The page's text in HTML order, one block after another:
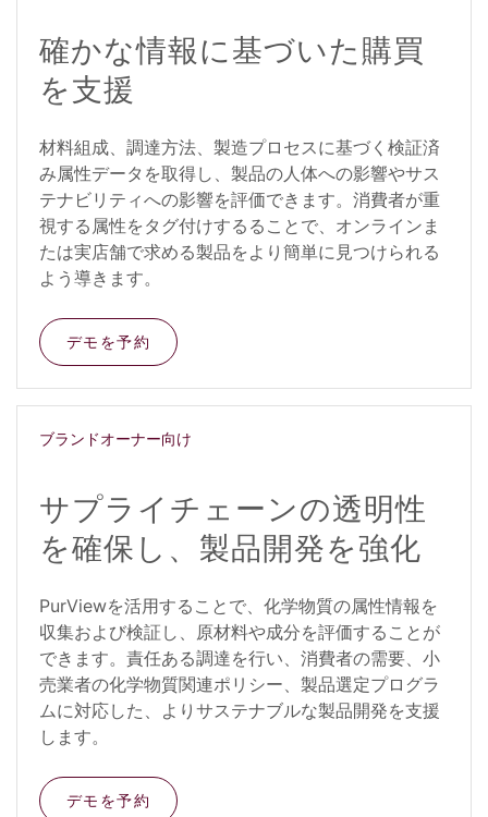
確かな情報に基づいた購買
を支援
材料組成、調達方法、製造プロセスに基づく検証済
み属性データを取得し、製品の人体への影響やサス
テナビリティへの影響を評価できます。消費者が重
視する属性をタグ付けするることで、オンラインま
たは実店舗で求める製品をより簡単に見つけられる
よう導きます。
デモを予約
ブランドオーナー向け
サプライチェーンの透明性
を確保し、製品開発を強化
PurViewを活用することで、化学物質の属性情報を
収集および検証し、原材料や成分を評価することが
できます。責任ある調達を行い、消費者の需要、小
売業者の化学物質関連ポリシー、製品選定プログラ
ムに対応した、よりサステナブルな製品開発を支援
します。
デモを予約